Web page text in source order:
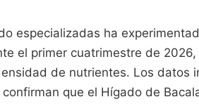
especializadas ha
el primer cuatrimestre de
de nutrientes. Los datos
que el Hígado de